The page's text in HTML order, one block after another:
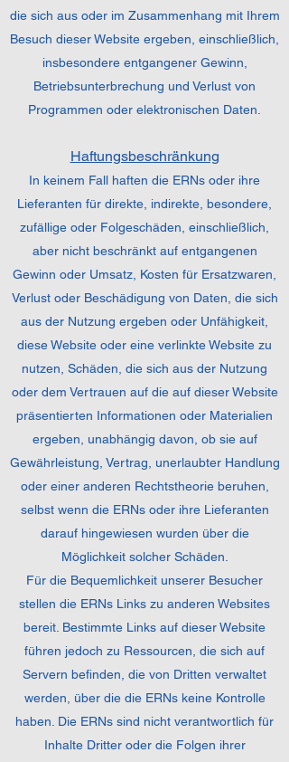
die sich aus oder im Zusammenhang mit Ihrem
Besuch dieser Website ergeben, einschließlich,
insbesondere entgangener Gewinn,
Betriebsunterbrechung und Verlust von
Programmen oder elektronischen Daten.
Haftungsbeschränkung
In keinem Fall haften die ERNs oder ihre
Lieferanten für direkte, indirekte, besondere,
zufällige oder Folgeschäden, einschließlich,
aber nicht beschränkt auf entgangenen
Gewinn oder Umsatz, Kosten für Ersatzwaren,
Verlust oder Beschädigung von Daten, die sich
aus der Nutzung ergeben oder Unfähigkeit,
diese Website oder eine verlinkte Website zu
nutzen, Schäden, die sich aus der Nutzung
oder dem Vertrauen auf die auf dieser Website
präsentierten Informationen oder Materialien
ergeben, unabhängig davon, ob sie auf
Gewährleistung, Vertrag, unerlaubter Handlung
oder einer anderen Rechtstheorie beruhen,
selbst wenn die ERNs oder ihre Lieferanten
darauf hingewiesen wurden über die
Möglichkeit solcher Schäden.
Für die Bequemlichkeit unserer Besucher
stellen die ERNs Links zu anderen Websites
bereit. Bestimmte Links auf dieser Website
führen jedoch zu Ressourcen, die sich auf
Servern befinden, die von Dritten verwaltet
werden, über die die ERNs keine Kontrolle
haben. Die ERNs sind nicht verantwortlich für
Inhalte Dritter oder die Folgen ihrer